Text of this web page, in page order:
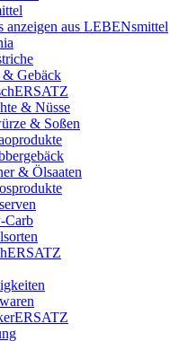
anzeigen aus LEBENsmittel
Gebäck
& Nüsse
& Soßen
& Ölsaaten
Carb